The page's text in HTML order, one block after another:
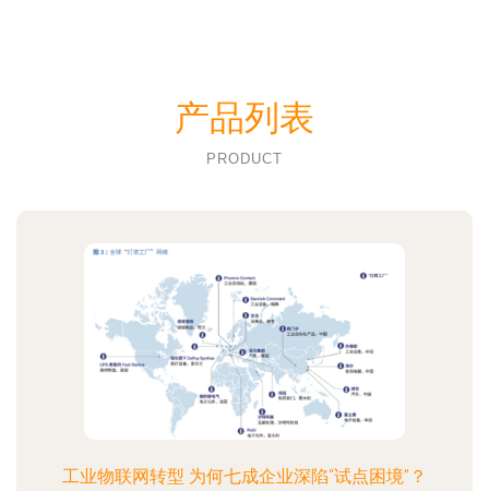
产品列表
PRODUCT
工业物联网转型 为何七成企业深陷“试点困境”？